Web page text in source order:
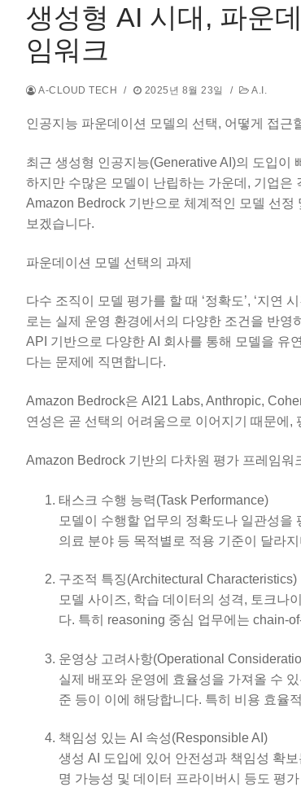
생성형 AI 시대, 파운
임워크
A-CLOUD TECH / 2025년 8월 23일 / A.I.
인공지능 파운데이션 모델의 선택, 어떻게 접근
최근 생성형 인공지능(Generative AI)의 도입이
하지만 수많은 모델이 난립하는 가운데, 기업
Amazon Bedrock 기반으로 체계적인 모델 선
보겠습니다.
파운데이션 모델 선택의 과제
다수 조직이 모델 평가를 할 때 ‘정확도’, ‘지연
로는 실제 운영 환경에서의 다양한 조건을 반
API 기반으로 다양한 AI 회사를 통해 모델을 유
다는 문제에 직면합니다.
Amazon Bedrock은 AI21 Labs, Anthropic,
연성은 곧 선택의 어려움으로 이어지기 때문에,
Amazon Bedrock 기반의 다차원 평가 프레임워
태스크 수행 능력(Task Performance)
모델이 수행할 업무의 정확도나 일관성
의료 분야 등 목적별로 적용 기준이 달라
구조적 특징(Architectural Characteristics)
모델 사이즈, 학습 데이터의 성격, 토크나
다. 특히 reasoning 중심 업무에는 chain-
운영상 고려사항(Operational
실제 배포와 운영에 효율성을 가져올 수
준 등이 이에 해당합니다. 특히 비용 효율
책임성 있는 AI 속성(Responsible AI)
생성 AI 도입에 있어 안전성과 책임성 확
명 가능성 및 데이터 프라이버시 등도 평